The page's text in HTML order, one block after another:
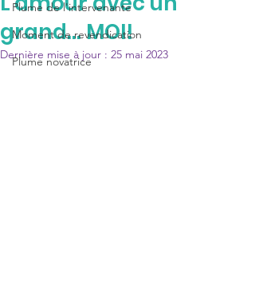
Plume de l'intervenante
Moment de revendication
Plume novatrice
grand... MOI!
Dernière mise à jour : 25 mai 2023